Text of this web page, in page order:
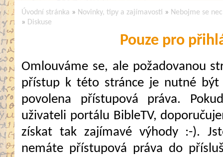
Úvodní stránka » Novinky, tipy a zajímavosti » Nebojme se
» Diskuse
Pouze pro
Omlouváme se, ale požadovanou
přístup k této stránce je nutné
povolena přístupová práva.
uživateli portálu BibleTV,
získat tak zajímavé výhody :-).
nemáte přístupová práva do